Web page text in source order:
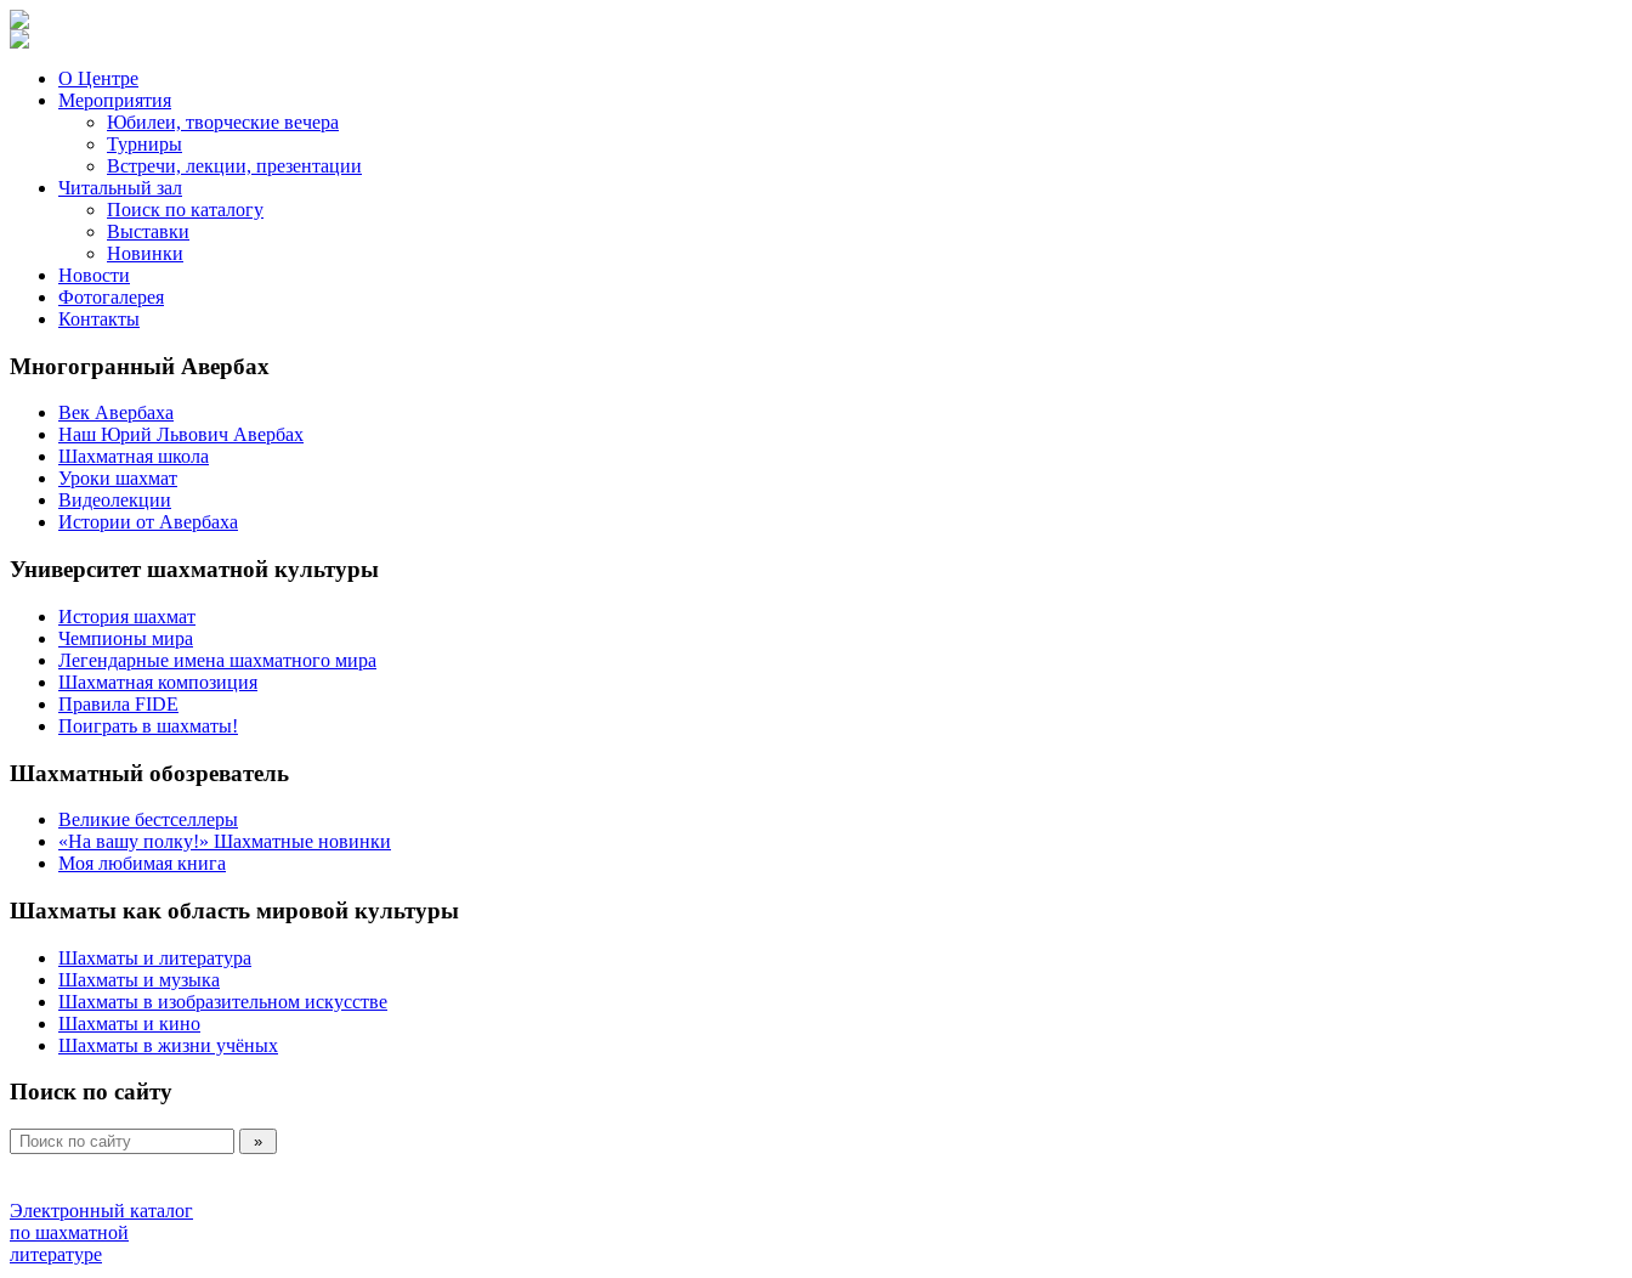
О Центре
Мероприятия
Юбилеи, творческие вечера
Турниры
Встречи, лекции, презентации
Читальный зал
Поиск по каталогу
Выставки
Новинки
Новости
Фотогалерея
Контакты
Многогранный Авербах
Век Авербаха
Наш Юрий Львович Авербах
Шахматная школа
Уроки шахмат
Видеолекции
Истории от Авербаха
Университет шахматной культуры
История шахмат
Чемпионы мира
Легендарные имена шахматного мира
Шахматная композиция
Правила FIDE
Поиграть в шахматы!
Шахматный обозреватель
Великие бестселлеры
«На вашу полку!» Шахматные новинки
Моя любимая книга
Шахматы как область мировой культуры
Шахматы и литература
Шахматы и музыка
Шахматы в изобразительном искусстве
Шахматы и кино
Шахматы в жизни учёных
Поиск по сайту
Электронный каталог
по шахматной
литературе